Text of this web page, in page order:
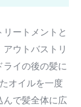
ートメントと
ウトバストリ
イの後の髪に
オイルを一度
んで髪全体に広